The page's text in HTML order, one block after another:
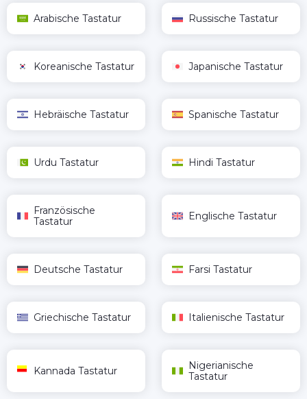
Arabische Tastatur Russische Tastatur
Koreanische Tastatur Japanische Tastatur
Hebräische Tastatur Spanische Tastatur
Urdu Tastatur Hindi Tastatur
Französische
Tastatur
Englische Tastatur
Deutsche Tastatur Farsi Tastatur
Griechische Tastatur Italienische Tastatur
Kannada Tastatur
Nigerianische
Tastatur